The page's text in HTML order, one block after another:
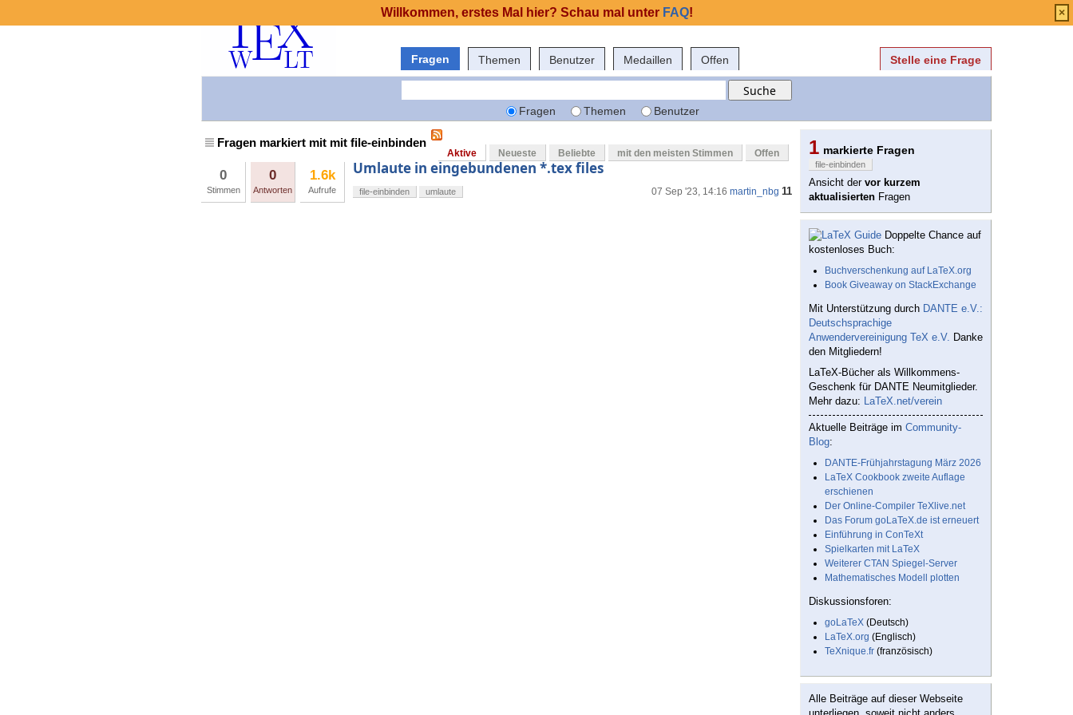
Fragen Themen Benutzer Medaillen Offen Stelle eine Frage
Fragen Themen Benutzer
Fragen markiert mit mit file-einbinden
Aktive Neueste Beliebte mit den meisten Stimmen Offen
0
Stimmen
0
Antworten
1.6k
Aufrufe
Umlaute in eingebundenen *.tex files
07 Sep '23, 14:16 martin_nbg 11
file-einbinden umlaute
1 markierte Fragen
file-einbinden
Ansicht der vor kurzem
aktualisierten Fragen
Doppelte Chance auf
kostenloses Buch:
Buchverschenkung auf LaTeX.org
Book Giveaway on StackExchange
Mit Unterstützung durch DANTE e.V.:
Deutschsprachige
Anwendervereinigung TeX e.V. Danke
den Mitgliedern!
LaTeX-Bücher als Willkommens-
Geschenk für DANTE Neumitglieder.
Mehr dazu: LaTeX.net/verein
Aktuelle Beiträge im Community-
Blog:
DANTE-Frühjahrstagung März 2026
LaTeX Cookbook zweite Auflage
erschienen
Der Online-Compiler TeXlive.net
Das Forum goLaTeX.de ist erneuert
Einführung in ConTeXt
Spielkarten mit LaTeX
Weiterer CTAN Spiegel-Server
Mathematisches Modell plotten
Diskussionsforen:
goLaTeX (Deutsch)
LaTeX.org (Englisch)
TeXnique.fr (französisch)
Alle Beiträge auf dieser Webseite
Willkommen, erstes Mal hier? Schau mal unter FAQ! ×